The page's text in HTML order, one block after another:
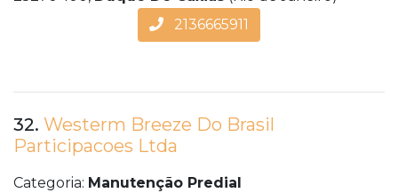
2136665911
32. Westerm Breeze Do Brasil
Participacoes Ltda
Categoria: Manutenção Predial